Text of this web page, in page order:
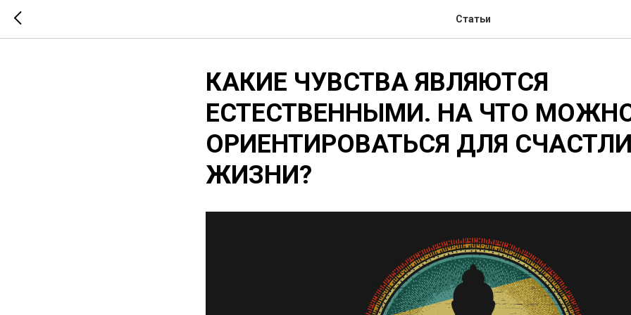
Статьи
КАКИЕ ЧУВСТВА ЯВЛЯЮТСЯ
ЕСТЕСТВЕННЫМИ. НА ЧТО
ОРИЕНТИРОВАТЬСЯ ДЛЯ
ЖИЗНИ?